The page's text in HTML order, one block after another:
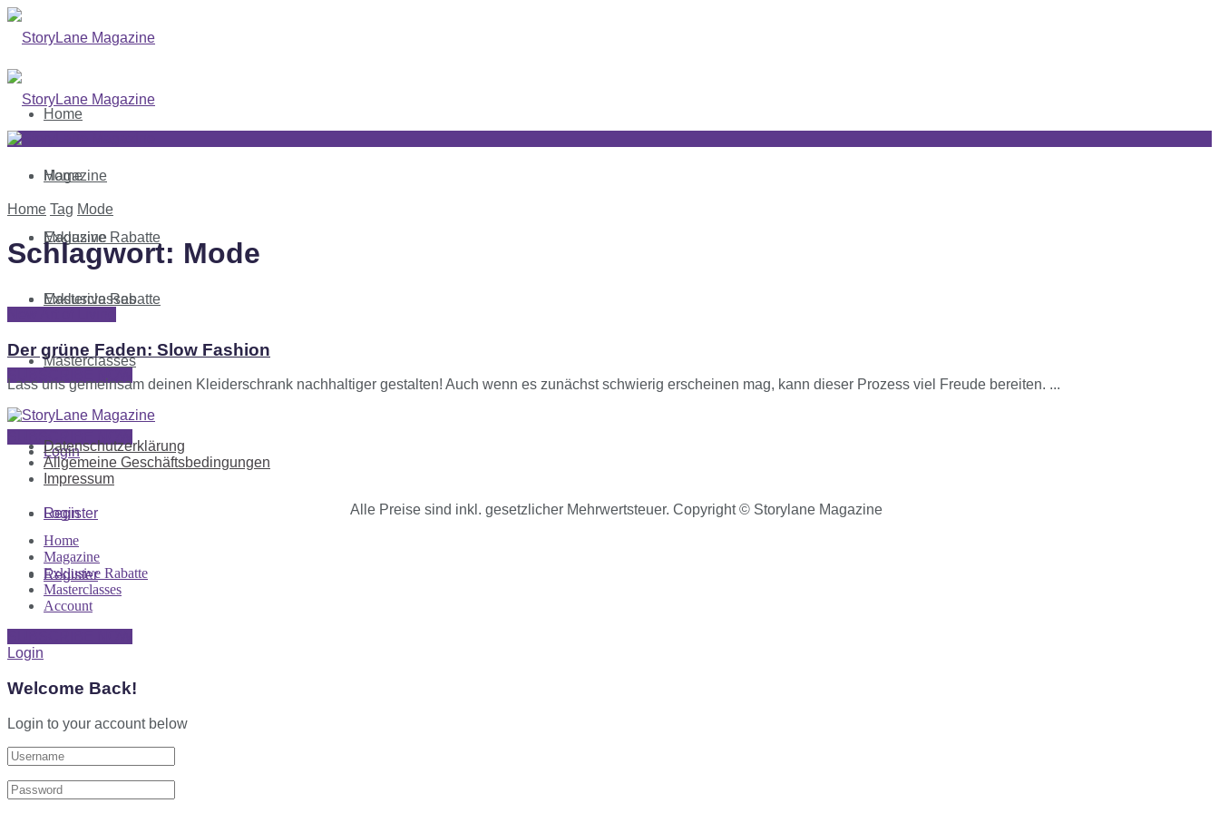
Home
Magazine
Exklusive Rabatte
Masterclasses
SUBSCRIBE NOW
Login
Register
Home
Magazine
Exklusive Rabatte
Masterclasses
SUBSCRIBE NOW
Login
Register
Home Tag Mode
Schlagwort: Mode
Der grüne Faden: Slow Fashion
Lass uns gemeinsam deinen Kleiderschrank nachhaltiger gestalten! Auch wenn es zunächst schwierig erscheinen mag, kann dieser Prozess viel Freude bereiten. ...
Datenschutzerklärung
Allgemeine Geschäftsbedingungen
Impressum
Alle Preise sind inkl. gesetzlicher Mehrwertsteuer. Copyright © Storylane Magazine
Home
Magazine
Exklusive Rabatte
Masterclasses
Account
Login
Welcome Back!
Login to your account below